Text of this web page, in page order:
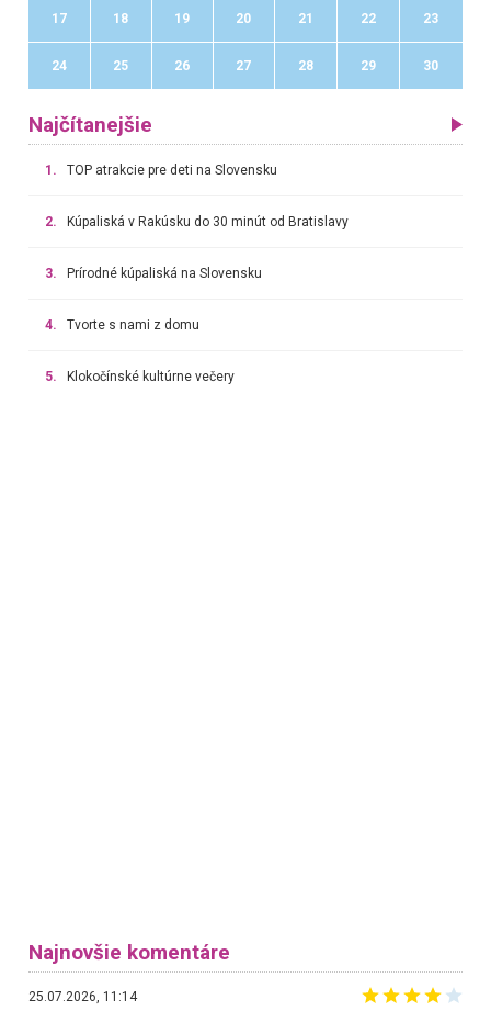
17 18 19 20 21 22 23
24 25 26 27 28 29 30
Najčítanejšie
1. TOP atrakcie pre deti na Slovensku
2. Kúpaliská v Rakúsku do 30 minút od Bratislavy
3. Prírodné kúpaliská na Slovensku
4. Tvorte s nami z domu
5. Klokočínské kultúrne večery
Najnovšie komentáre
25.07.2026, 11:14